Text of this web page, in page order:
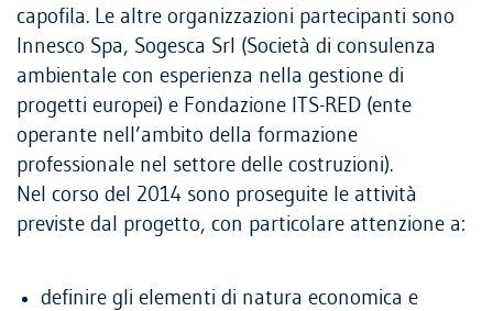
capofila. Le altre organizzazioni partecipanti sono
Innesco Spa, Sogesca Srl (Società di consulenza
ambientale con esperienza nella gestione di
progetti europei) e Fondazione ITS-RED (ente
operante nell’ambito della formazione
professionale nel settore delle costruzioni).
Nel corso del 2014 sono proseguite le attività
previste dal progetto, con particolare attenzione a:
definire gli elementi di natura economica e